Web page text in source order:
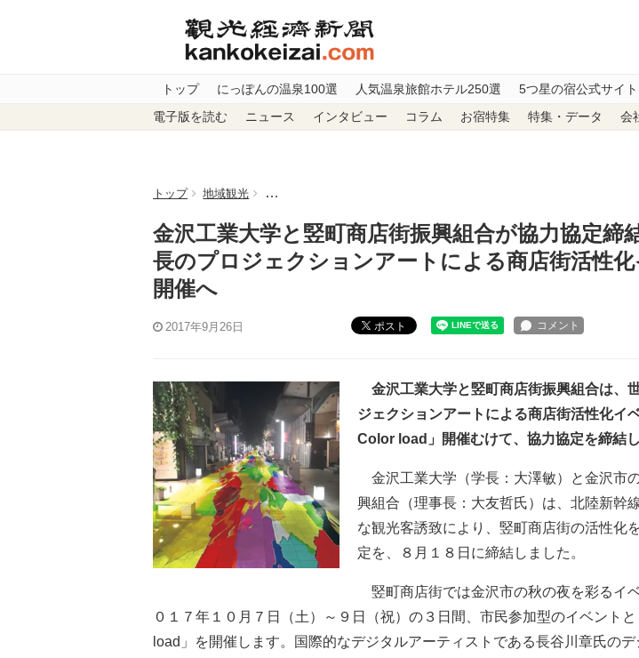
トップ にっぽんの温泉100選 人気温泉旅館ホテル250選 5つ星の宿公式サイト
電子版を読む ニュース インタビュー コラム お宿特集 特集・データ 会
トップ 地域観光 金沢工業大学と竪町商店街振興組合が協力協定締結～世界最長のプロ
金沢工業大学と竪町商店街振興組合が協力協定締
長のプロジェクションアートによる商店街活性化
開催へ
2017年9月26日 ポスト
金沢工業大学と竪町商店街振興組合は、
ジェクションアートによる商店街活性化イ
Color load」開催むけて、協力協定を締結し
金沢工業大学（学長：大澤敏）と金沢市
興組合（理事長：大友哲氏）は、北陸新幹
な観光客誘致により、竪町商店街の活性化
定を、８月１８日に締結しました。
竪町商店街では金沢市の秋の夜を彩るイ
０１７年１０月７日（土）～９日（祝）の３日間、市民参加型のイベント
load」を開催します。国際的なデジタルアーティストである長谷川章氏の